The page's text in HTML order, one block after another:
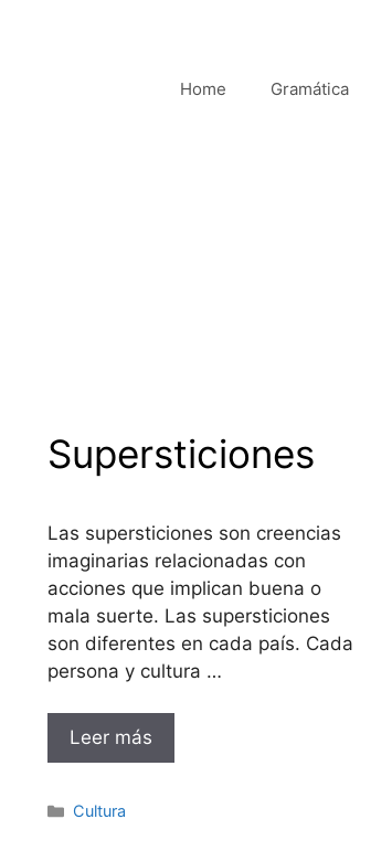
Home Gramática
Supersticiones
Las supersticiones son creencias
imaginarias relacionadas con
acciones que implican buena o
mala suerte. Las supersticiones
son diferentes en cada país. Cada
persona y cultura …
Leer más
Categorías
Cultura